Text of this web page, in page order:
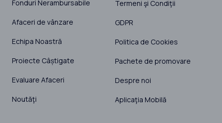
Fonduri Nerambursabile
Afaceri de vânzare
Echipa Noastră
Proiecte Câștigate
Evaluare Afaceri
Noutăţi
Termeni şi Condiţii
GDPR
Politica de Cookies
Pachete de promovare
Despre noi
Aplicaţia Mobilă